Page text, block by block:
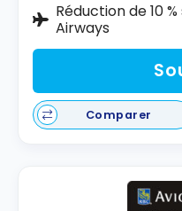
Réduction de 10
Airways
Comparer